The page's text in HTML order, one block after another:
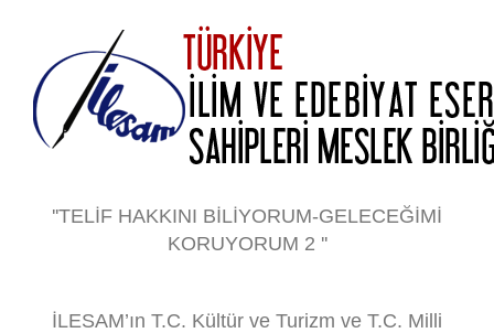
''TELİF HAKKINI BİLİYORUM-GELECEĞİMİ
KORUYORUM 2 ''
İLESAM’ın T.C. Kültür ve Turizm ve T.C. Milli